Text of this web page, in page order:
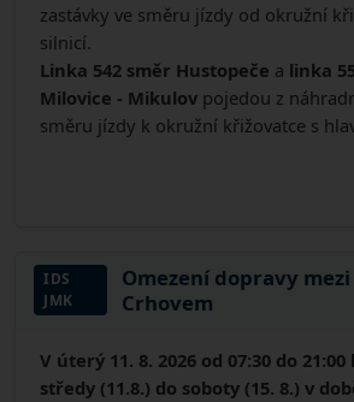
zastávky ve směru jízdy od okružní
silnicí.
Linka 542 směr Hustopeče a linka
Milovice - Mikulov pojedou z
směru jízdy k okružní křižovatce s
IDS
JMK
Omezení dopravy
Crhovem
V úterý 11. 8. 2026 od 07:30 do 21:00
středy (11.8.) do soboty (15. 8.) v